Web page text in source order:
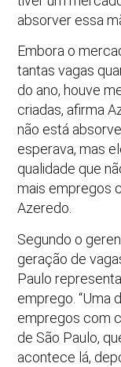
absorver essa
Embora o
tantas vagas
do ano, houve
criadas, afirma
não está
esperava, mas
qualidade que
mais empregos
Azeredo.
Segundo o
geração de
Paulo
emprego. “Uma
empregos com
de São Paulo,
acontece lá,